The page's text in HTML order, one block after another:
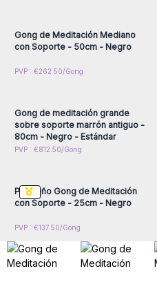
técnicas tradicionales.
- Sonido armónico y
meditación, yoga, sound
- Variedad de tamaños y
Gong de Meditación Mediano
con Soporte - 50cm - Negro
PVP : €262.50/Gong
Inicie sesión o regístrese
Gong de meditación grande
sobre soporte marrón antiguo -
80cm - Negro - Estándar
PVP : €812.50/Gong
Inicie sesión o regístrese
Pequeño Gong de Meditación
con Soporte - 25cm - Negro
PVP : €137.50/Gong